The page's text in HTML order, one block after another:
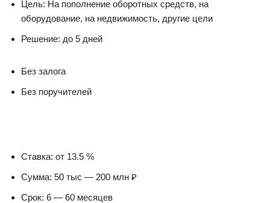
Цель: На пополнение оборотных средств, на
оборудование, на недвижимость, другие цели
Решение: до 5 дней
Без залога
Без поручителей
Ставка: от 13.5 %
Сумма: 50 тыс — 200 млн ₽
Срок: 6 — 60 месяцев